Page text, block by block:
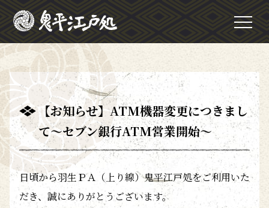
【お知らせ】ATM機器変更につきまし
て～セブン銀行ATM営業開始～
日頃から羽生ＰＡ（上り線）鬼平江戸処をご利用いた
だき、誠にありがとうございます。